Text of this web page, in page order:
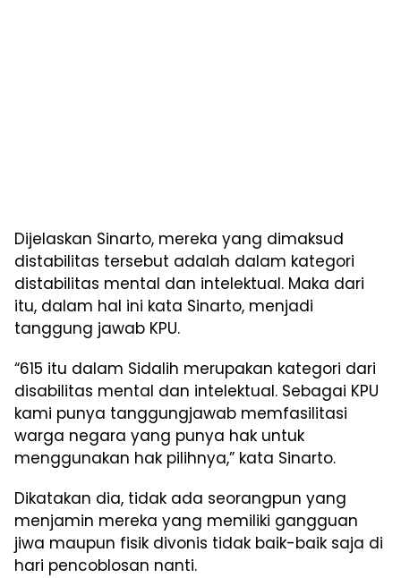
Dijelaskan Sinarto, mereka yang dimaksud
distabilitas tersebut adalah dalam kategori
distabilitas mental dan intelektual. Maka dari
itu, dalam hal ini kata Sinarto, menjadi
tanggung jawab KPU.
“615 itu dalam Sidalih merupakan kategori dari
disabilitas mental dan intelektual. Sebagai KPU
kami punya tanggungjawab memfasilitasi
warga negara yang punya hak untuk
menggunakan hak pilihnya,” kata Sinarto.
Dikatakan dia, tidak ada seorangpun yang
menjamin mereka yang memiliki gangguan
jiwa maupun fisik divonis tidak baik-baik saja di
hari pencoblosan nanti.